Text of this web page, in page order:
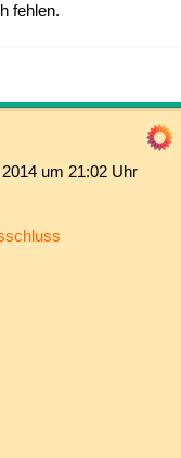
fehlen.
um 21:02 Uhr